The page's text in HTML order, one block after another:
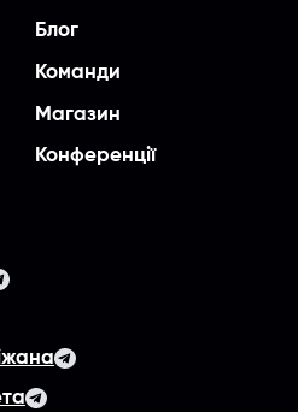
Блог
Команди
Магазин
Конференції